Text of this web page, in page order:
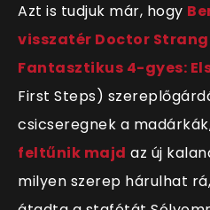
Azt is tudjuk már, hogy
visszatér Doctor
Fantasztikus 4-gyes:
First Steps)
csicseregnek a
feltűnik majd az új
milyen szerep hárulhat